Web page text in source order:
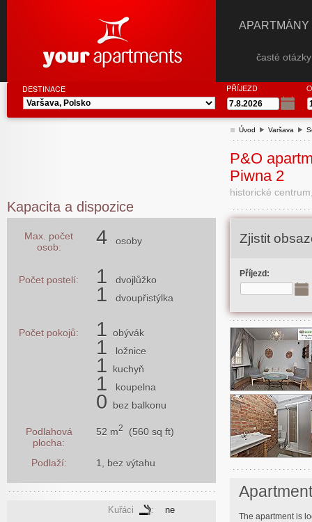
časté
DESTINACE PŘÍJEZD
Úvod Varšava
P&O
Piwna 2
historické
Zjistit
Příjezd:
The apartment is
Kapacita a dispozice
Max. počet
osob:
4 osoby
Počet postelí: 1 dvojlůžko
1 dvoupřistýlka
Počet pokojů: 1 obývák
1 ložnice
1 kuchyň
1 koupelna
0 bez balkonu
Podlahová
plocha:
52 m2 (560 sq ft)
Podlaží: 1, bez výtahu
Kuřáci :
ne